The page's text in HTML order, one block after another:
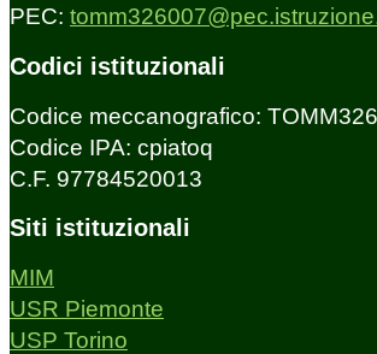
PEC:
Codici istituzionali
Codice meccanografico:
Codice IPA: cpiatoq
C.F. 97784520013
Siti istituzionali
MIM
USR Piemonte
USP Torino